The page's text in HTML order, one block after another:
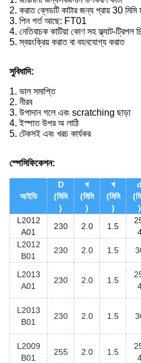
2. করাত ব্লেডটি কাটার জন্য প্রায় 30 মিমি
3. পিন গর্ত আছে: FT01
4. নেতিবাচক কাটিয়া কোণ সহ ফ্ল্যাট-ট্রিপল
5. স্বয়ংক্রিয় করাত বা বহনযোগ্য করাত
সুবিধাদি:
1. ভাল সমাপ্তি
2. নীরব
3. উপাদান গলে এবং scratching ছাড়া
4. ইস্পাত উপর অ লাঠি
5. টেকসই এবং খরচ কার্যকর
স্পেসিফিকেশন:
আইডি
D
(মিমি
)
খ
(মিমি
)
খ
(মিমি
)
d
)
L2012
A01
230 2.0 1.5
L2012
B01
230 2.0 1.5
L2013
A01
230 2.0 1.5
L2013
B01
230 2.0 1.5
L2009
B01
255 2.0 1.5